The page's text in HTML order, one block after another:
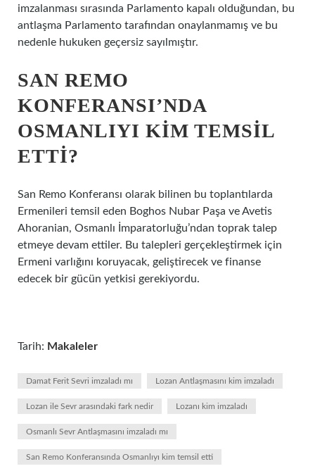
imzalanması sırasında Parlamento kapalı olduğundan, bu
antlaşma Parlamento tarafından onaylanmamış ve bu
nedenle hukuken geçersiz sayılmıştır.
SAN REMO
KONFERANSI’NDA
OSMANLIYI KIM TEMSIL
ETTI?
San Remo Konferansı olarak bilinen bu toplantılarda
Ermenileri temsil eden Boghos Nubar Paşa ve Avetis
Ahoranian, Osmanlı İmparatorluğu’ndan toprak talep
etmeye devam ettiler. Bu talepleri gerçekleştirmek için
Ermeni varlığını koruyacak, geliştirecek ve finanse
edecek bir gücün yetkisi gerekiyordu.
Tarih: Makaleler
Damat Ferit Sevri imzaladı mı Lozan Antlaşmasını kim imzaladı
Lozan ile Sevr arasındaki fark nedir Lozanı kim imzaladı
Osmanlı Sevr Antlaşmasını imzaladı mı
San Remo Konferansında Osmanlıyı kim temsil etti